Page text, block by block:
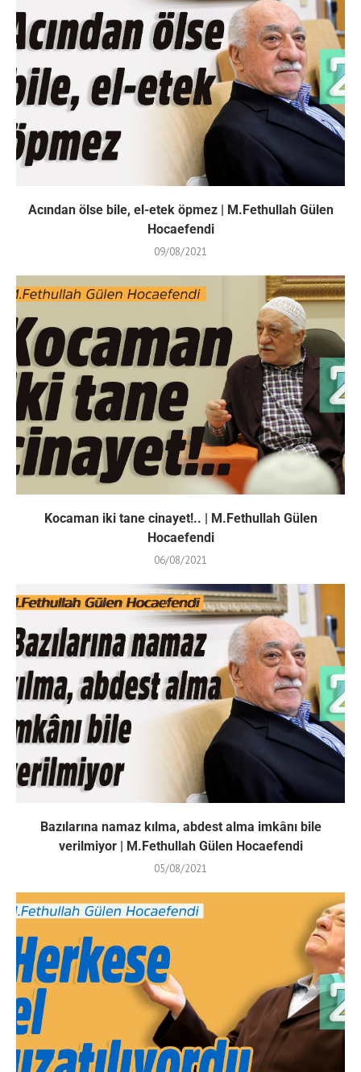
Acından ölse bile, el-etek öpmez | M.Fethullah Gülen
Hocaefendi
09/08/2021
Kocaman iki tane cinayet!.. | M.Fethullah Gülen
Hocaefendi
06/08/2021
Bazılarına namaz kılma, abdest alma imkânı bile
verilmiyor | M.Fethullah Gülen Hocaefendi
05/08/2021